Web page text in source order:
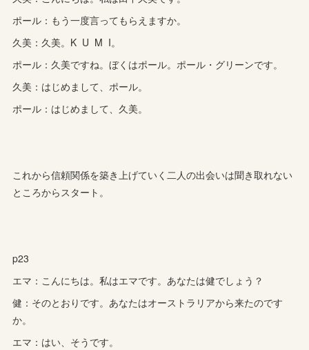
ポール：もう一度言ってもらえますか。
久美：久美。K U M I。
ポール：久美ですね。ぼくはポール。ポール・グリーンです。
久美：はじめまして、ポール。
ポール：はじめまして、久美。
これから信頼関係を築き上げていく二人の出会いは聞き取れない
ところからスタート。
p23
エマ：こんにちは。私はエマです。あなたは健でしょう？
健：そのとおりです。あなたはオーストラリアから来たのです
か。
エマ：はい、そうです。